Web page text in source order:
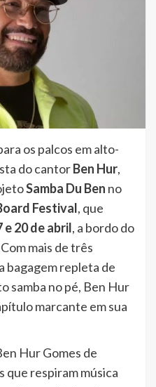
os palcos em alto-
do cantorBen Hur,
Samba Du Ben no
Festival, que
e 20 de abril, a bordo do
Com mais de três
bagagem repleta de
samba no pé, Ben Hur
marcante em sua
Hur Gomes de
que respiram música